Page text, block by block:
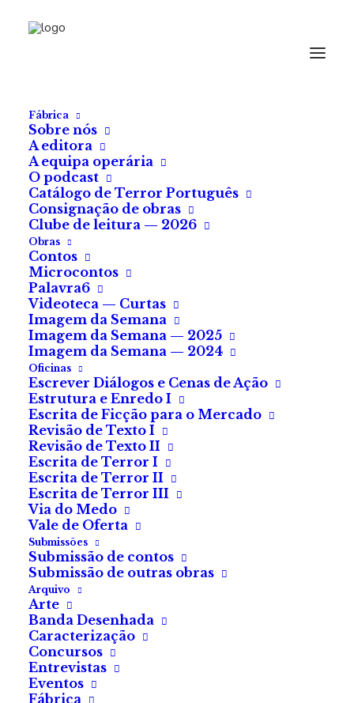
Fábrica
Sobre nós
A editora
A equipa operária
O podcast
Catálogo de Terror Português
Consignação de obras
Clube de leitura — 2026
Obras
Contos
Microcontos
Palavra6
Videoteca — Curtas
Imagem da Semana
Imagem da Semana — 2025
Imagem da Semana — 2024
Oficinas
Escrever Diálogos e Cenas de Ação
Estrutura e Enredo I
Escrita de Ficção para o Mercado
Revisão de Texto I
Revisão de Texto II
Escrita de Terror I
Escrita de Terror II
Escrita de Terror III
Via do Medo
Vale de Oferta
Submissões
Submissão de contos
Submissão de outras obras
Arquivo
Arte
Banda Desenhada
Caracterização
Concursos
Entrevistas
Eventos
Fábrica
Sustinhos — Coleção
«Academia de
Vilões», de Ryan
Hammond
Uma escola onde é
bom ser mau!
Bram Moon é um lobijovem
que acaba de entrar na mais
prestigiada escola de vilões,
uma academia que garante
preparar os alunos para os
caminhos da vilania, mas
todos os outros monstros
parecem muito mais
assustadores e diabólicos do